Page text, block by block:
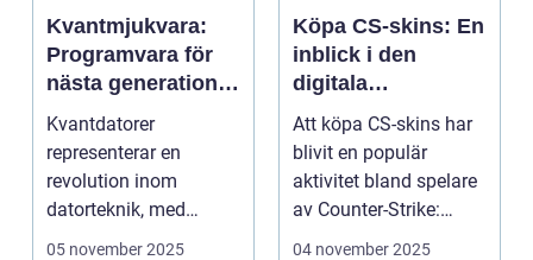
Kvantmjukvara:
Programvara för
nästa generations
datorer
Kvantdatorer
representerar en
revolution inom
datorteknik, med
kapacitet att lösa
05 november 2025
Köpa CS-skins: En
inblick i den
digitala
handelsvärlden
Att köpa CS-skins har
blivit en populär
aktivitet bland spelare
av Counter-Strike:
Global ...
04 november 2025